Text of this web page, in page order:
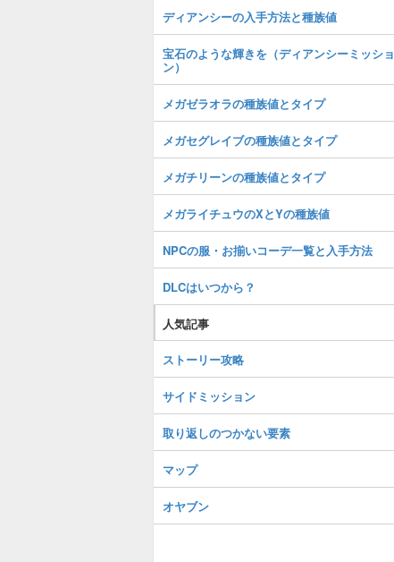
ディアンシーの入手方法と種族値
宝石のような輝きを（ディアンシーミッショ
ン）
メガゼラオラの種族値とタイプ
メガセグレイブの種族値とタイプ
メガチリーンの種族値とタイプ
メガライチュウのXとYの種族値
NPCの服・お揃いコーデ一覧と入手方法
DLCはいつから？
人気記事
ストーリー攻略
サイドミッション
取り返しのつかない要素
マップ
オヤブン